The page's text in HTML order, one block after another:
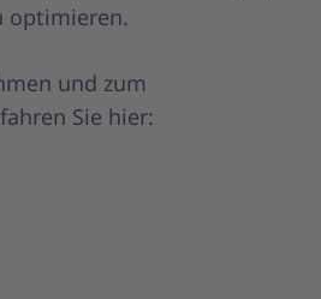
optimieren.
und zum
Sie hier: